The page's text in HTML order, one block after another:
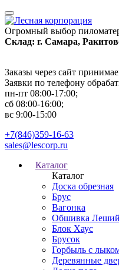
Огромный выбор
Склад: г. Самара,
Заказы через сайт
Заявки по телефону
пн-пт 08:00-17:00;
сб 08:00-16:00;
вс 9:00-15:00
+7(846)359-16-63
sales@lescorp.ru
Каталог
Каталог
Доска обрезная
Брус
Вагонка
Обшивка
Блок Хаус
Брусок
Горбыль с
Деревянные